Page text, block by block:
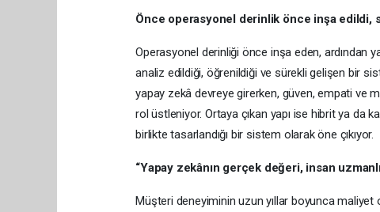
Önce operasyonel derinlik önce inşa edildi,
Operasyonel derinliği önce inşa eden, ardından
analiz edildiği, öğrenildiği ve sürekli gelişen bir
yapay zekâ devreye girerken, güven, empati ve
rol üstleniyor. Ortaya çıkan yapı ise hibrit ya da
birlikte tasarlandığı bir sistem olarak öne çıkıyor.
“Yapay zekânın gerçek değeri, insan
Müşteri deneyiminin uzun yıllar boyunca maliyet